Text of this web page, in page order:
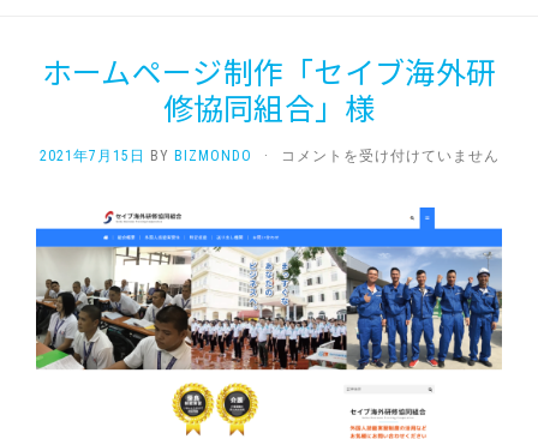
ホームページ制作「セイブ海外研
修協同組合」様
2021年7月15日 BY BIZMONDO ·
ホ
ペ
ー
ジ
制
作
コメントを受け付けていません